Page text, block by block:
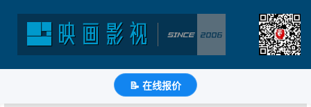
📝 在线报价
东莞斯富特检测宣传片-英文版
分类：检测认证公司宣传片 浏览：2185次 更新时间： 2021-07-07
微 知